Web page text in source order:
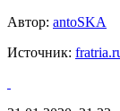
Автор: antoSKA
Источник: